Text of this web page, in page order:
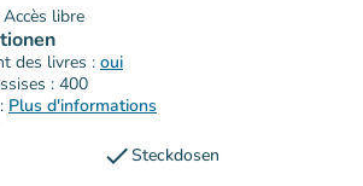
libre
des livres : oui
: 400
Plus d'informations
checkSteckdosen